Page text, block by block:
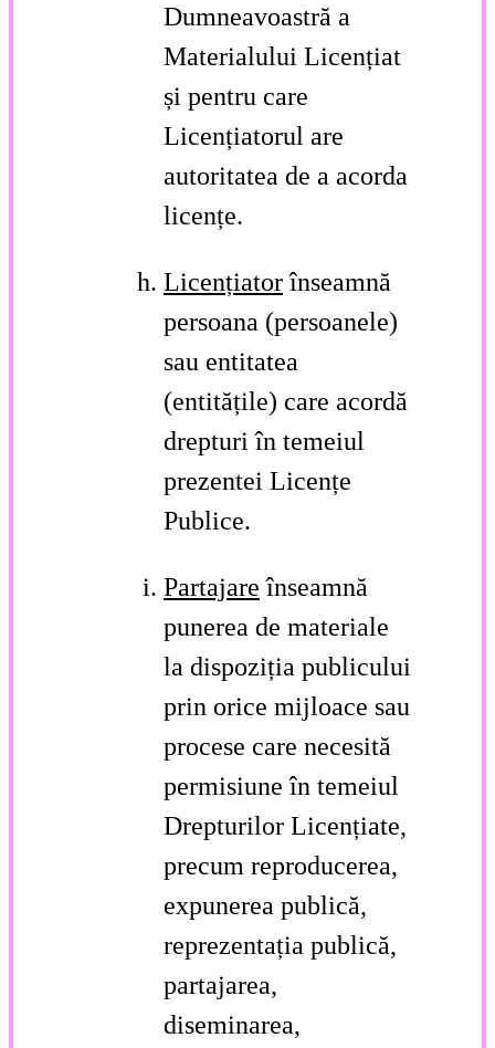
Dumneavoastră a
Materialului Licențiat
și pentru care
Licențiatorul are
autoritatea de a acorda
licențe.
Licențiatorînseamnă
persoana (persoanele)
sau entitatea
(entitățile) care acordă
drepturi în temeiul
prezentei Licențe
Publice.
Partajare înseamnă
punerea de materiale
la dispoziția publicului
prin orice mijloace sau
procese care necesită
permisiune în temeiul
Drepturilor Licențiate,
precum reproducerea,
expunerea publică,
reprezentația publică,
partajarea,
diseminarea,